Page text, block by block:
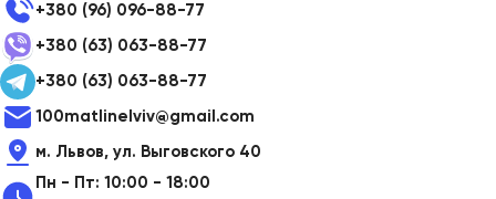
+380 (96) 096-88-77
+380 (63) 063-88-77
+380 (63) 063-88-77
100matlinelviv@gmail.com
м. Львов, ул. Выговского 40
Пн - Пт: 10:00 - 18:00